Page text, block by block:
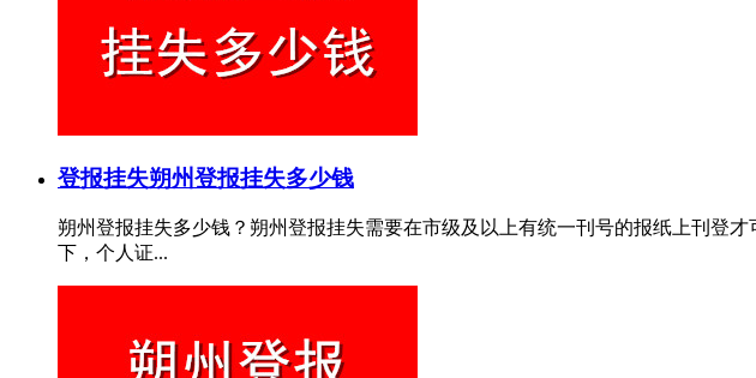
登报挂失朔州登报挂失多少钱
朔州登报挂失多少钱？朔州登报挂失需要在市级及以上有统一刊号的报纸上刊登
下，个人证...